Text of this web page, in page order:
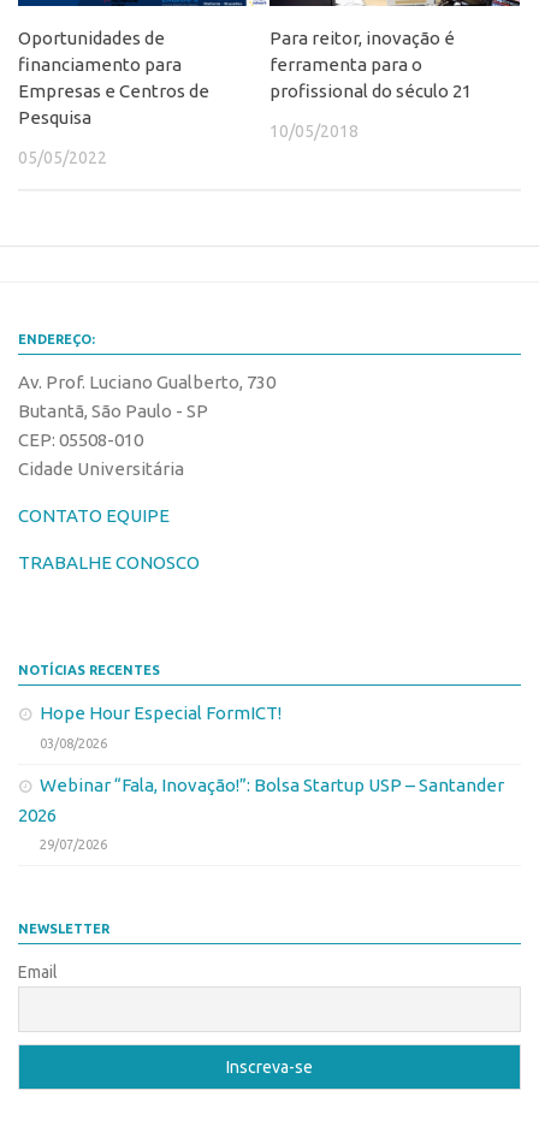
Patrimônio Genético
Leis e Normas
Transferência de Tecnologia
Parcerias PD&I
PIPE/FAPESP
Exceções
Patentes em Destaque
Inteligência Competitiva
Showroom de Tecnologias
Empreendedorismo
Bolsa Startup USP
Prêmio USP de Empreendedorismo
Oportunidades de
financiamento para
Empresas e Centros de
Pesquisa
05/05/2022
Para reitor, inovação é
ferramenta para o
profissional do século 21
10/05/2018
ENDEREÇO:
Av. Prof. Luciano Gualberto, 730
Butantã, São Paulo - SP
CEP: 05508-010
Cidade Universitária
CONTATO EQUIPE
TRABALHE CONOSCO
NOTÍCIAS RECENTES
Hope Hour Especial FormICT!
03/08/2026
Webinar “Fala, Inovação!”: Bolsa Startup USP – Santander
2026
29/07/2026
NEWSLETTER
Email